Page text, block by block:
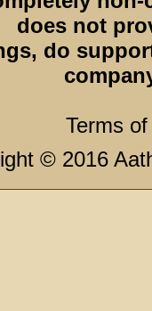
does not
do
Terms
© 2016